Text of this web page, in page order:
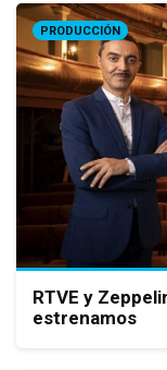
PRODUCCIÓN
RTVE y
estrenamos